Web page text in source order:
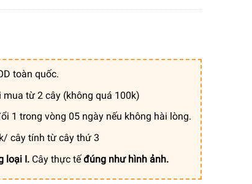
toàn quốc.
mua từ 2 cây (không quá 100k)
1 trong vòng 05 ngày nếu không hài lòng.
cây tính từ cây thứ 3
loại I. Cây thực tếđúng như hình ảnh.